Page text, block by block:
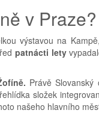
v Praze?
výstavou na
patnácti lety
Právě
složek
našeho hlavního